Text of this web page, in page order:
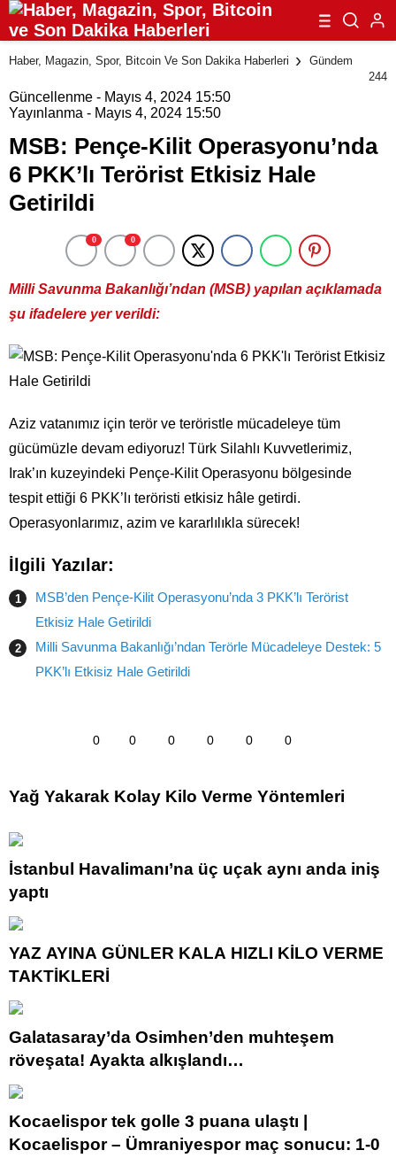
Haber, Magazin, Spor, Bitcoin Ve Son Dakika Haberleri
Gündem
244
Güncellenme - Mayıs 4, 2024 15:50
Yayınlanma - Mayıs 4, 2024 15:50
MSB: Pençe-Kilit Operasyonu’nda
6 PKK’lı Terörist Etkisiz Hale
Getirildi
0 0
Milli Savunma Bakanlığı’ndan (MSB) yapılan açıklamada
şu ifadelere yer verildi:
Aziz vatanımız için terör ve teröristle mücadeleye tüm
gücümüzle devam ediyoruz! Türk Silahlı Kuvvetlerimiz,
Irak’ın kuzeyindeki Pençe-Kilit Operasyonu bölgesinde
tespit ettiği 6 PKK’lı teröristi etkisiz hâle getirdi.
Operasyonlarımız, azim ve kararlılıkla sürecek!
İlgili Yazılar:
MSB’den Pençe-Kilit Operasyonu’nda 3 PKK’lı Terörist
Etkisiz Hale Getirildi
Milli Savunma Bakanlığı’ndan Terörle Mücadeleye Destek: 5
PKK’lı Etkisiz Hale Getirildi
0 0 0 0 0 0
Yağ Yakarak Kolay Kilo Verme Yöntemleri
İstanbul Havalimanı’na üç uçak aynı anda iniş
yaptı
YAZ AYINA GÜNLER KALA HIZLI KİLO VERME
TAKTİKLERİ
Galatasaray’da Osimhen’den muhteşem
röveşata! Ayakta alkışlandı…
Kocaelispor tek golle 3 puana ulaştı |
Kocaelispor – Ümraniyespor maç sonucu: 1-0